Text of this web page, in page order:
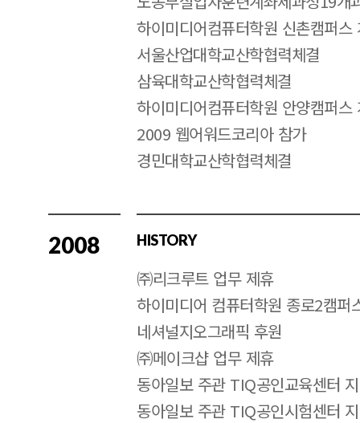
하이미디어컴퓨터학원 신촌캠퍼스
서울산업대학교산학협력체결
삼육대학교산학협력체결
하이미디어컴퓨터학원 안양캠퍼스
2009 웹어워드코리아 참가
경민대학교산학협력체결
2008 HISTORY
㈜리크루트 업무 제휴
하이미디어 컴퓨터학원 종로2캠퍼
네셔널지오그래픽 후원
㈜메이크샵 업무 제휴
동아일보 주관 TIQ공인교육센터
동아일보 주관 TIQ공인시험센터